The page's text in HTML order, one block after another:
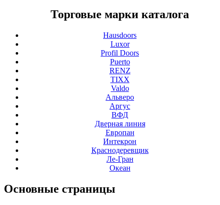
Торговые марки каталога
Hausdoors
Luxor
Profil Doors
Puerto
RENZ
TIXX
Valdo
Альверо
Аргус
ВФД
Дверная линия
Европан
Интекрон
Краснодеревщик
Ле-Гран
Океан
Основные страницы